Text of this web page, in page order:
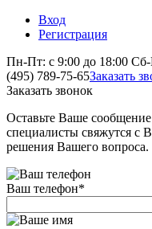
Вход
Регистрация
Пн-Пт: с 9:00 до 18:00
(495) 789-75-65Заказать
Заказать звонок
Оставьте Ваше
специалисты свяжутся с
решения Вашего вопроса.
Ваш телефон*